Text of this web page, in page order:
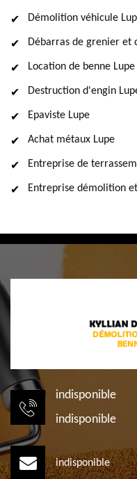
Démolition véhicule
Débarras de grenier et
Location de benne Lupe
Destruction d'engin
Epaviste Lupe
Achat métaux Lupe
Entreprise de
Entreprise démolition
indisponible
indisponible
indisponible